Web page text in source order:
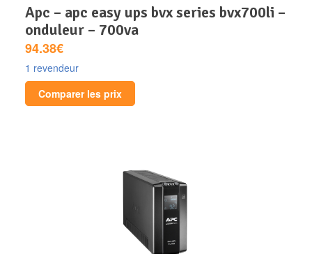
apc – apc easy ups bvx series bvx700li –
onduleur – 700va
94.38€
1 revendeur
Comparer les prix